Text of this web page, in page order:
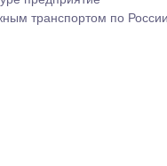
России с многолетним
в число
регионов страны с